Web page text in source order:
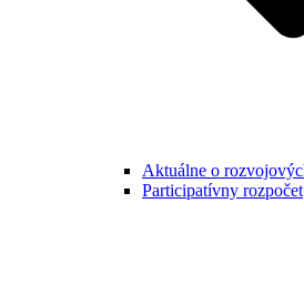
Aktuálne o
Participatívny rozpočet